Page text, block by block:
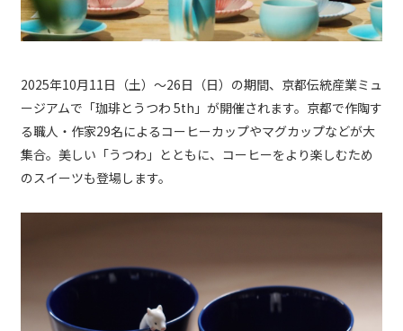
2025年10月11日（土）～26日（日）の期間、京都伝統産業ミュ
ージアムで「珈琲とうつわ 5th」が開催されます。京都で作陶す
る職人・作家29名によるコーヒーカップやマグカップなどが大
集合。美しい「うつわ」とともに、コーヒーをより楽しむため
のスイーツも登場します。